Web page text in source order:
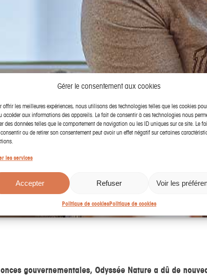
Gérer le consentement aux cookies
offrir les meilleures expériences, nous utilisons des technologies telles que les cookies
accéder aux informations des appareils. Le fait de consentir à ces technologies nous
des données telles que le comportement de navigation ou les ID uniques sur ce site. Le
ou de retirer son consentement peut avoir un effet négatif sur certaines
les services
Accepter Refuser Voir les
Politique de cookiesPolitique de cookies
gouvernementales, Odyssée Nature a dû de